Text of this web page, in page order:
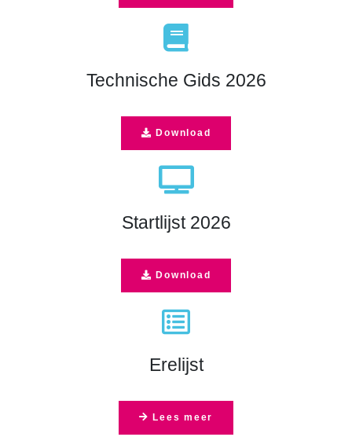
fa-
Technische Gids 2026
Download
fa-
Startlijst 2026
Download
fa-
alt
Erelijst
Lees meer